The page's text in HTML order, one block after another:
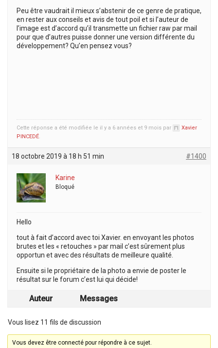
Peu être vaudrait il mieux s’abstenir de ce genre de pratique,
en rester aux conseils et avis de tout poil et si l’auteur de
l’image est d’accord qu’il transmette un fichier raw par mail
pour que d’autres puisse donner une version différente du
développement? Qu’en pensez vous?
Cette réponse a été modifiée le il y a 6 années et 9 mois par
Xavier
PINCEDÉ.
18 octobre 2019 à 18 h 51 min #1400
Karine
Bloqué
Hello
tout à fait d’accord avec toi Xavier. en envoyant les photos
brutes et les « retouches » par mail c’est sûrement plus
opportun et avec des résultats de meilleure qualité.
Ensuite si le propriétaire de la photo a envie de poster le
résultat sur le forum c’est lui qui décide!
Auteur Messages
Vous lisez 11 fils de discussion
Vous devez être connecté pour répondre à ce sujet.